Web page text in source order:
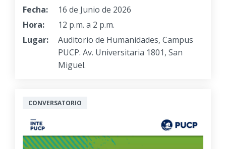
Fecha:
16 de Junio de 2026
Hora:
12 p.m. a 2 p.m.
Lugar:
Auditorio de Humanidades, Campus
PUCP. Av. Universitaria 1801, San
Miguel.
CONVERSATORIO